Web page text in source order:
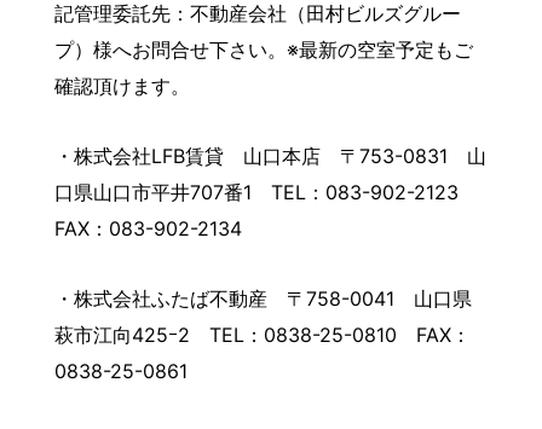
記管理委託先：不動産会社（田村ビルズグルー
プ）様へお問合せ下さい。※最新の空室予定もご
確認頂けます。
・株式会社LFB賃貸 山口本店 〒753-0831 山
口県山口市平井707番1 TEL：083-902-2123
FAX：083-902-2134
・株式会社ふたば不動産 〒758-0041 山口県
萩市江向425ｰ2 TEL：0838-25-0810 FAX：
0838-25-0861